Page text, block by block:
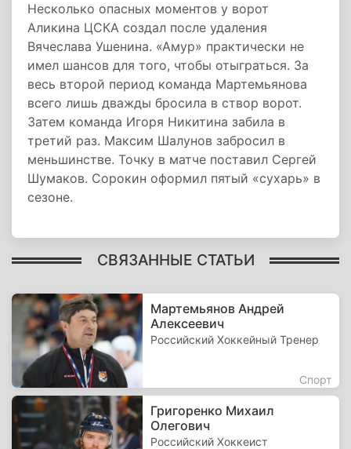
Несколько опасных моментов у ворот
Аликина ЦСКА создал после удаления
Вячеслава Ушенина. «Амур» практически не
имел шансов для того, чтобы отыграться. За
весь второй период команда Мартемьянова
всего лишь дважды бросила в створ ворот.
Затем команда Игоря Никитина забила в
третий раз. Максим Шалунов забросил в
меньшинстве. Точку в матче поставил Сергей
Шумаков. Сорокин оформил пятый «сухарь» в
сезоне.
СВЯЗАННЫЕ СТАТЬИ
Мартемьянов Андрей
Алексеевич
Российский Хоккейный Тренер
Спорт
Григоренко Михаил
Олегович
Российский Хоккеист